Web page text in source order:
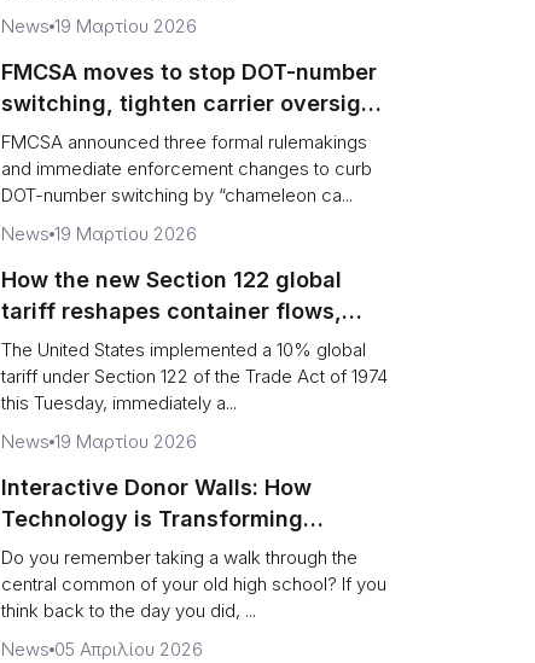
News 19 Μαρτίου 2026
FMCSA moves to stop DOT-number
switching, tighten carrier oversight
and boost road safety
FMCSA announced three formal rulemakings
and immediate enforcement changes to curb
DOT-number switching by “chameleon ca...
News 19 Μαρτίου 2026
How the new Section 122 global
tariff reshapes container flows,
airfreight and importer planning
The United States implemented a 10% global
tariff under Section 122 of the Trade Act of 1974
this Tuesday, immediately a...
News 19 Μαρτίου 2026
Interactive Donor Walls: How
Technology is Transforming
Campus Philanthropy
Do you remember taking a walk through the
central common of your old high school? If you
think back to the day you did, ...
News 05 Απριλίου 2026